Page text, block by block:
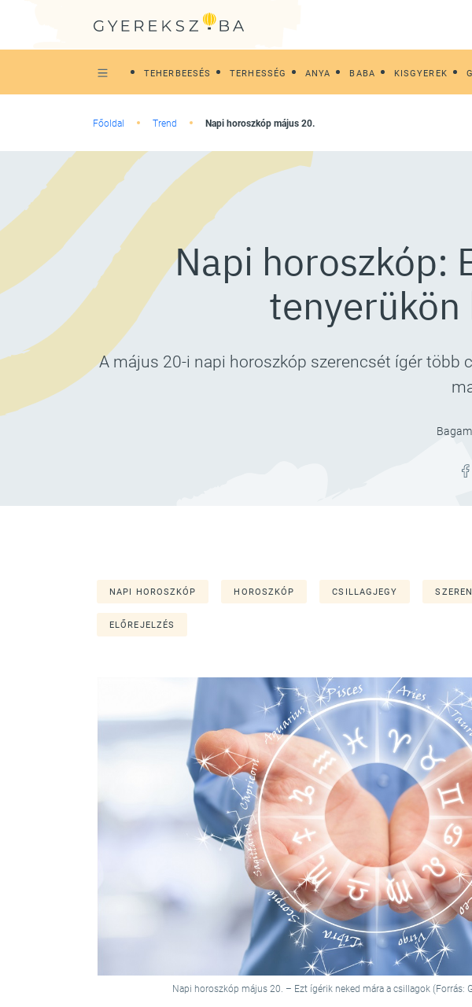
TEHERBEESÉS TERHESSÉG ANYA BABA KISGYEREK
Főoldal Trend Napi horoszkóp május 20.
Napi horoszkóp:
tenyerükön
A május 20-i napi horoszkóp szerencsét ígér több
NAPI HOROSZKÓP HOROSZKÓP CSILLAGJEGY
ELŐREJELZÉS
Napi horoszkóp május 20. – Ezt ígérik neked mára a csillagok (Forrás: